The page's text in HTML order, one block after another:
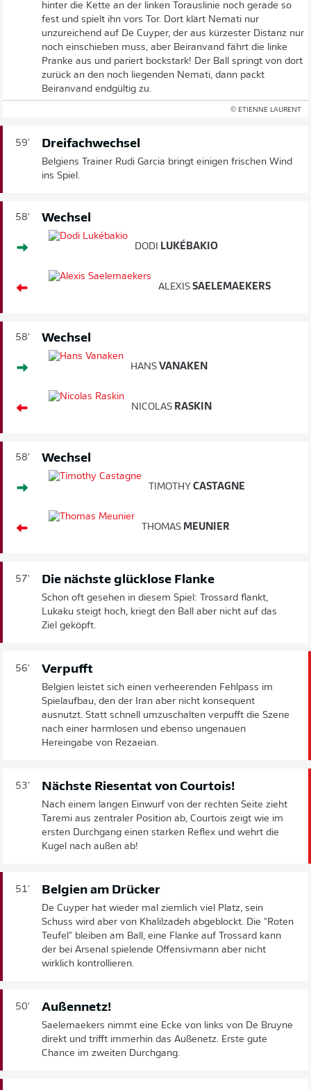
hinter die Kette an der linken Torauslinie noch gerade so
fest und spielt ihn vors Tor. Dort klärt Nemati nur
unzureichend auf De Cuyper, der aus kürzester Distanz nur
noch einschieben muss, aber Beiranvand fährt die linke
Pranke aus und pariert bockstark! Der Ball springt von dort
zurück an den noch liegenden Nemati, dann packt
Beiranvand endgültig zu.
© ETIENNE LAURENT
59' Dreifachwechsel
Belgiens Trainer Rudi Garcia bringt einigen frischen Wind
ins Spiel.
58' Wechsel
DODI LUKÉBAKIO
ALEXIS SAELEMAEKERS
58' Wechsel
HANS VANAKEN
NICOLAS RASKIN
58' Wechsel
TIMOTHY CASTAGNE
THOMAS MEUNIER
57' Die nächste glücklose Flanke
Schon oft gesehen in diesem Spiel: Trossard flankt,
Lukaku steigt hoch, kriegt den Ball aber nicht auf das
Ziel geköpft.
56' Verpufft
Belgien leistet sich einen verheerenden Fehlpass im
Spielaufbau, den der Iran aber nicht konsequent
ausnutzt. Statt schnell umzuschalten verpufft die Szene
nach einer harmlosen und ebenso ungenauen
Hereingabe von Rezaeian.
53' Nächste Riesentat von Courtois!
Nach einem langen Einwurf von der rechten Seite zieht
Taremi aus zentraler Position ab, Courtois zeigt wie im
ersten Durchgang einen starken Reflex und wehrt die
Kugel nach außen ab!
51' Belgien am Drücker
De Cuyper hat wieder mal ziemlich viel Platz, sein
Schuss wird aber von Khalilzadeh abgeblockt. Die "Roten
Teufel" bleiben am Ball, eine Flanke auf Trossard kann
der bei Arsenal spielende Offensivmann aber nicht
wirklich kontrollieren.
50' Außennetz!
Saelemaekers nimmt eine Ecke von links von De Bruyne
direkt und trifft immerhin das Außenetz. Erste gute
Chance im zweiten Durchgang.